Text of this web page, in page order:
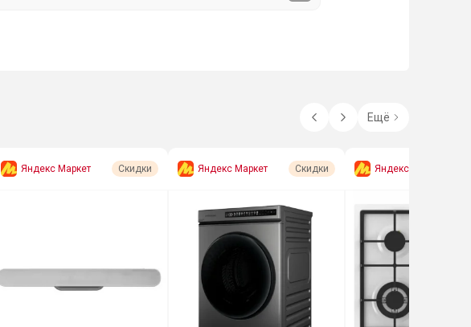
Ещё
Яндекс Маркет Скидки Яндекс Маркет Скидки Яндекс Маркет